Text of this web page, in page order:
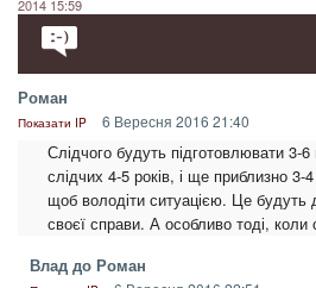
2014 15:59
Роман
Показати IP 6 Вересня 2016 21:40
Слідчого будуть підготовлювати 3-
слідчих 4-5 років, і ще приблизно 3-
щоб володіти ситуацією. Це будуть
своєї справи. А особливо тоді, коли
Влад до Роман